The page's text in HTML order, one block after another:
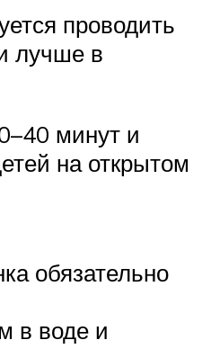
проводить
лучше в
минут и
на открытом
обязательно
в воде и